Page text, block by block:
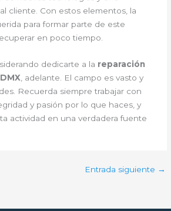
cliente. Con estos elementos, la
para formar parte de este
en poco tiempo.
dedicarte a la reparación
, adelante. El campo es vasto y
Recuerda siempre trabajar con
y pasión por lo que haces, y
actividad en una verdadera fuente
Entrada siguiente →